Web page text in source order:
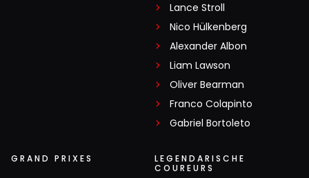
Lance Stroll
Nico Hülkenberg
Alexander Albon
Liam Lawson
Oliver Bearman
Franco Colapinto
Gabriel Bortoleto
GRAND PRIXES
LEGENDARISCHE
COUREURS